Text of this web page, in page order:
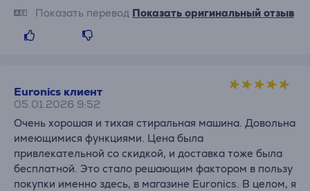
Показать перевод Показать оригинальный отзыв
Euronics клиент
05.01.2026 9:52
Очень хорошая и тихая стиральная машина. Довольна
имеющимися функциями. Цена была
привлекательной со скидкой, и доставка тоже была
бесплатной. Это стало решающим фактором в пользу
покупки именно здесь, в магазине Euronics. В целом, я